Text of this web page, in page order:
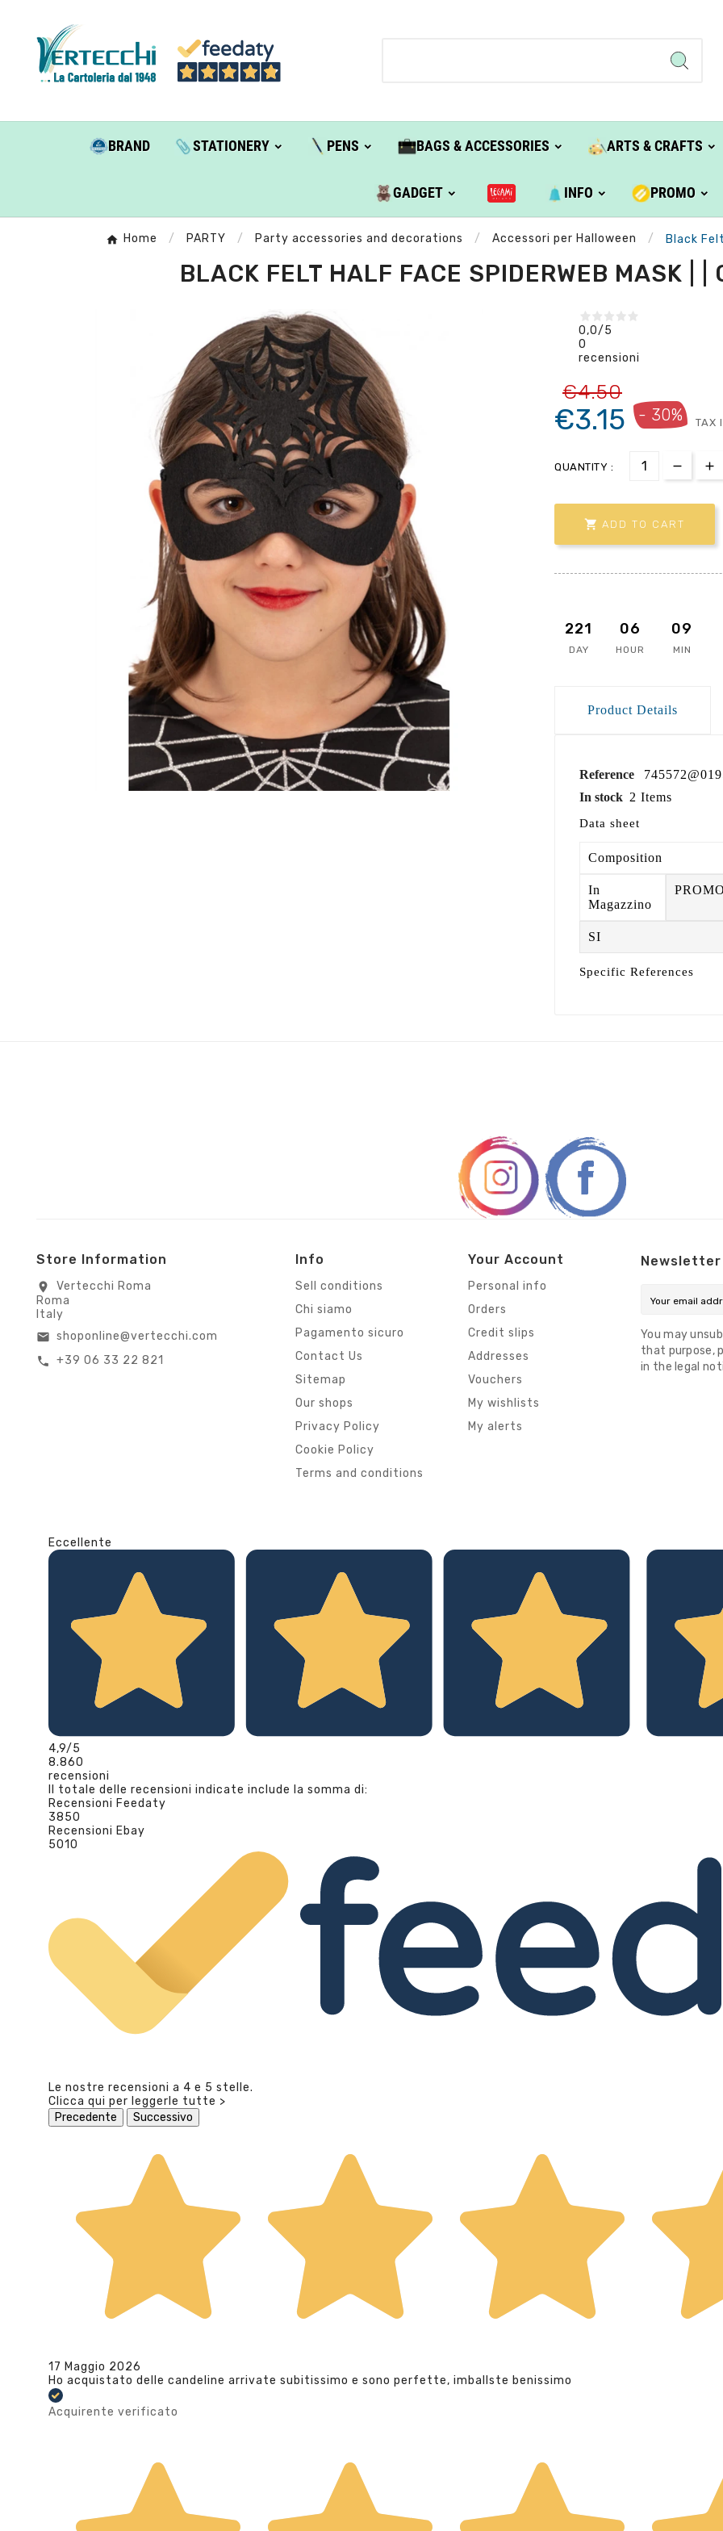
BRAND STATIONERY PENS BAGS & ACCESSORIES ARTS & CRAFTS
GADGET INFO PROMO
Home PARTY Party accessories and decorations Accessori per Halloween Black
BLACK FELT HALF FACE SPIDERWEB MASK | |
0,0/5
0
recensioni
€4.50
€3.15 - 30% TAX
QUANTITY :
 ADD TO CART
221
DAY
06
HOUR
09
MIN
Product Details
Reference
In stock 2 Items
Data sheet
Composition
In
Magazzino
SI
Specific References
Store Information
location_on
Vertecchi Roma
Roma
Italy
email shoponline@vertecchi.com
call +39 06 33 22 821
Info
Sell conditions
Chi siamo
Pagamento sicuro
Contact Us
Sitemap
Our shops
Privacy Policy
Cookie Policy
Terms and conditions
Your Account
Personal info
Orders
Credit slips
Addresses
Vouchers
My wishlists
My alerts
Newsletter
You may
that purpose,
in the legal
Eccellente
4,9/5
8.860
recensioni
Il totale delle recensioni indicate include la somma di:
Recensioni Feedaty
3850
Recensioni Ebay
5010
Le nostre recensioni a 4 e 5 stelle.
Clicca qui per leggerle tutte >
Precedente
Successivo
17 Maggio 2026
Ho acquistato delle candeline arrivate subitissimo e sono perfette, imballste benissimo
Acquirente verificato